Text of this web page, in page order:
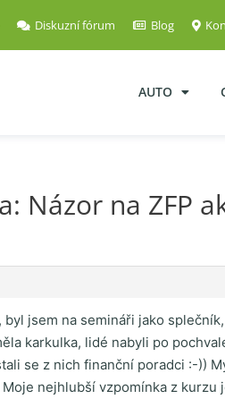
Diskuzní fórum Blog
AUTO
Názor na ZFP
byl jsem na semináři jako
karkulka, lidé nabyli po
se z nich finanční poradci :-))
nejhlubší vzpomínka z